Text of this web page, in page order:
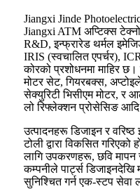
Jiangxi Jinde
Jiangxi ATM अप्टिक्स
R&D, इन्फ्रारेड थर्मल
IRIS (स्वचालित एपर्चर),
कोरको प्रशोधनमा माहिर
मोटर सेट, गियरबक्स,
सेक्युरिटी भिसीएम मोटर, र
लो रिफ्लेक्शन प्रोसेसिङ
उत्पादनहरू डिजाइन र
टोली द्वारा विकसित गरिएको
लागि उपकरणहरू, छवि मापन
कम्पनीले पार्ट्स डिजाइनदेखि
सुनिश्चित गर्न एक-स्टप सेवा